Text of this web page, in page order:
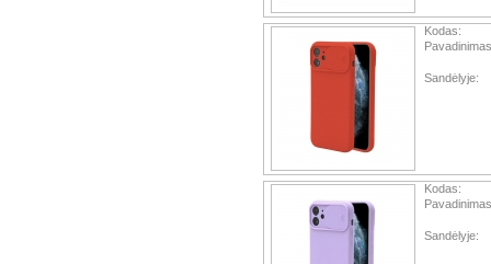
Kodas:
Sandėlyje:
Kodas:
Sandėlyje: